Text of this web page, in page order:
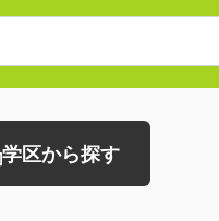
学区から探す